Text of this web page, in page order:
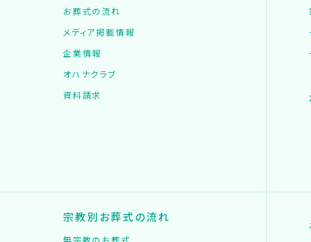
お葬式の流れ
メディア掲載情報
企業情報
オハナクラブ
資料請求
宗教別お葬式の流れ
無宗教のお葬式